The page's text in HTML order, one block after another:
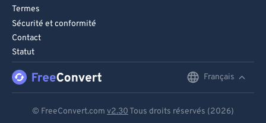
Termes
Sécurité et conformité
Contact
Statut
Français
© FreeConvert.com v2.30 Tous droits réservés (2026)